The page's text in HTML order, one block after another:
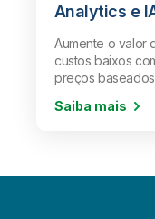
Analytics e
Aumente o valor
custos baixos
preços
Saiba mais